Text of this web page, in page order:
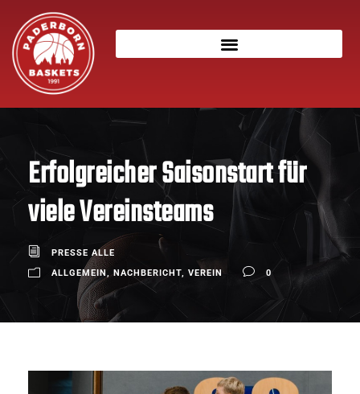
Erfolgreicher Saisonstart für
viele Vereinsteams
PRESSE ALLE
ALLGEMEIN, NACHBERICHT, VEREIN 0